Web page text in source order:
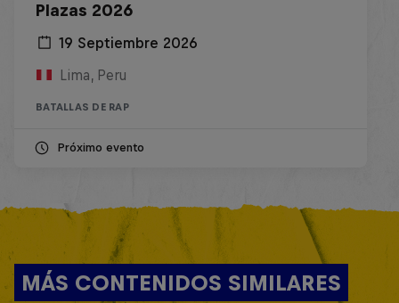
Plazas 2026
19 Septiembre 2026
Lima, Peru
BATALLAS DE RAP
Próximo evento
MÁS CONTENIDOS SIMILARES